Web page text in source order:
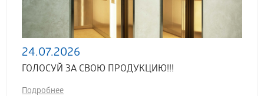
24.07.2026
ГОЛОСУЙ ЗА СВОЮ ПРОДУКЦИЮ!!!
Подробнее